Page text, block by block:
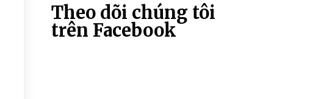
Theo dõi chúng tôi
trên Facebook